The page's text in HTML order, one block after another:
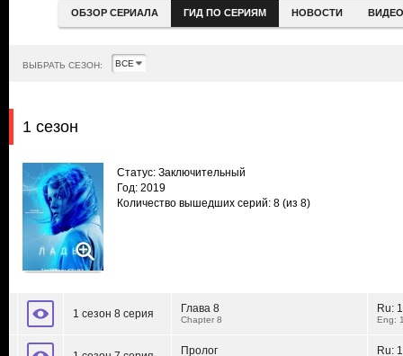
ОБЗОР СЕРИАЛА ГИД ПО СЕРИЯМ НОВОСТИ ВИДЕО
ВЫБРАТЬ СЕЗОН:
1 сезон
Статус: Заключительный
Год: 2019
Количество вышедших серий: 8 (из 8)
1 сезон 8 серия Глава 8
Chapter 8
Ru:
Eng:
Пролог Ru: